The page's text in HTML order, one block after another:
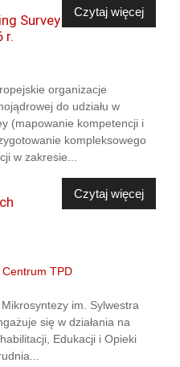
Czytaj więcej
Survey
r.
organizacje
do udziału w
(mapowanie kompetencji i
kompleksowego
w zakresie...
Czytaj więcej
im. Sylwestra
się w działania na
Edukacji i Opieki